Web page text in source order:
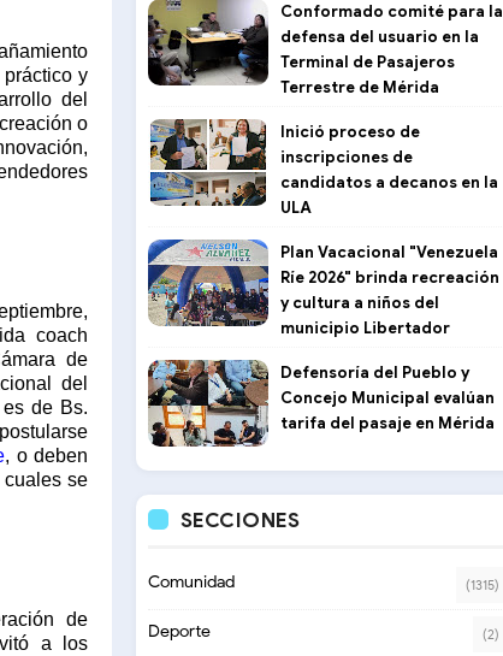
y
del
o
coach
de
del
de Bs.
, o deben
cuales se
de
a los
Conformado comité para la
defensa del usuario en la
Terminal de Pasajeros
Terrestre de Mérida
Inició proceso de
inscripciones de
candidatos a decanos en la
ULA
Plan Vacacional "Venezuela
Ríe 2026" brinda recreación
y cultura a niños del
municipio Libertador
Defensoría del Pueblo y
Concejo Municipal evalúan
tarifa del pasaje en Mérida
SECCIONES
Comunidad (1315)
Deporte (2)